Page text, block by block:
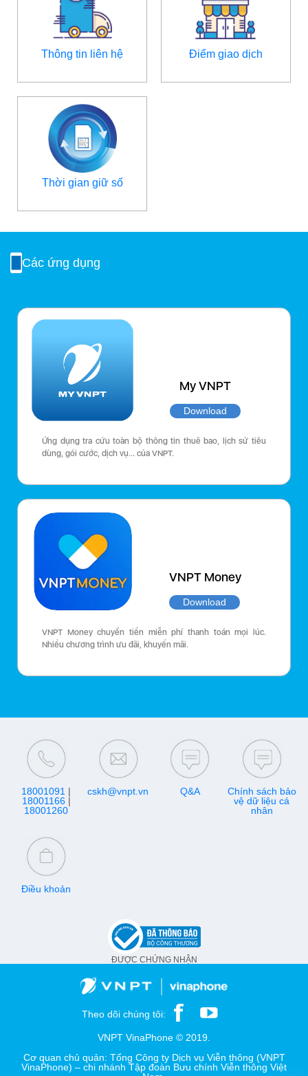
Thông tin liên hệ Điểm giao dịch
Thời gian giữ số
Các ứng dụng
My VNPT
Download
Ứng dụng tra cứu toàn bộ thông tin thuê bao, lịch sử tiêu
dùng, gói cước, dịch vụ… của VNPT.
VNPT Money
Download
VNPT Money chuyển tiền miễn phí thanh toán mọi lúc.
Nhiều chương trình ưu đãi, khuyến mãi.
18001091 |
18001166|
18001260
cskh@vnpt.vn Q&A
Chính sách bảo
vệ dữ liệu cá
nhân
Điều khoản
ĐƯỢC CHỨNG NHẬN
Theo dõi chúng tôi:
VNPT VinaPhone © 2019.
Cơ quan chủ quản: Tổng Công ty Dịch vụ Viễn thông (VNPT
VinaPhone) – chi nhánh Tập đoàn Bưu chính Viễn thông Việt